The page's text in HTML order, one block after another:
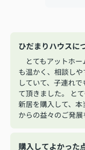
ひだまりハウスに
とてもアットホー
も温かく、相談し
していて、子連れ
て頂きました。 と
新居を購入して、
からの益々のご発展
購入してよかっ